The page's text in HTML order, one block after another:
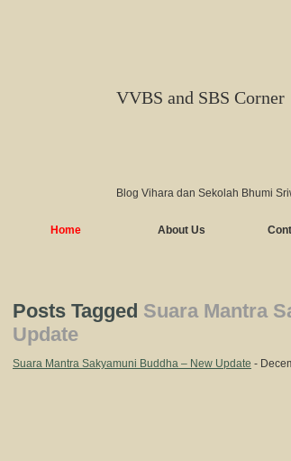
VVBS and SBS Corner
Blog Vihara dan Sekolah Bhumi
Home About Us
Posts Tagged Suara Mantra
Update
Suara Mantra Sakyamuni Buddha – New Update -